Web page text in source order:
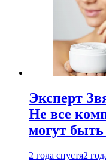
Эксперт
Не все
могут
2 года спустя2